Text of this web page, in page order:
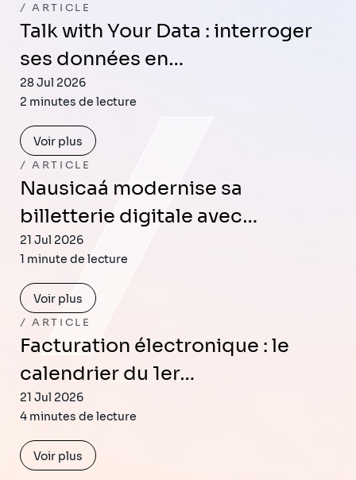
ARTICLE
Talk with Your Data : interroger
ses données en…
28 Jul 2026
2 minutes de lecture
Voir plus
ARTICLE
Nausicaá modernise sa
billetterie digitale avec…
21 Jul 2026
1 minute de lecture
Voir plus
ARTICLE
Facturation électronique : le
calendrier du 1er…
21 Jul 2026
4 minutes de lecture
Voir plus